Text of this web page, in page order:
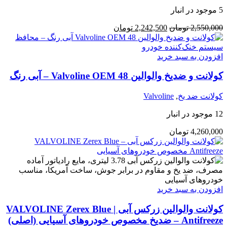
5 موجود در انبار
2,550,000 تومان قیمت
اصلی:
بود.
2,242,500 تومان
فعلی:
افزودن به سبد خرید
کولانت و ضدیخ والوالین Valvoline OEM 48 – آبی رنگ
کولانت ضد یخ,
Valvoline
12 موجود در انبار
4,260,000 تومان
افزودن به سبد خرید
کولانت والوالین زرکس آبی | VALVOLINE Zerex Blue
Antifreeze – ضدیخ مخصوص خودروهای آسیایی (اصلی)